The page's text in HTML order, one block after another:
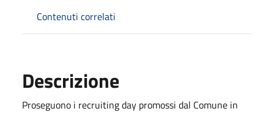
Contenuti correlati
Descrizione
Proseguono i recruiting day promossi dal Comune in